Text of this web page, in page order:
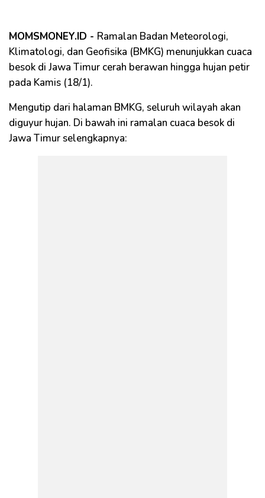
MOMSMONEY.ID - Ramalan Badan Meteorologi,
Klimatologi, dan Geofisika (BMKG) menunjukkan cuaca
besok di Jawa Timur cerah berawan hingga hujan petir
pada Kamis (18/1).
Mengutip dari halaman BMKG, seluruh wilayah akan
diguyur hujan. Di bawah ini ramalan cuaca besok di
Jawa Timur selengkapnya: